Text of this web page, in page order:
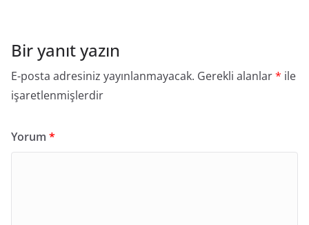
Bir yanıt yazın
E-posta adresiniz yayınlanmayacak. Gerekli alanlar* ile
işaretlenmişlerdir
Yorum *